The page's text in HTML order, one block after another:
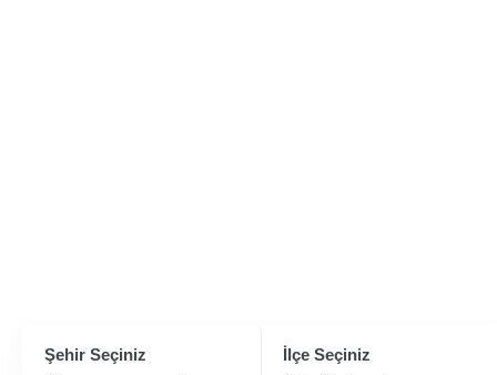
Şehir Seçiniz İlçe Seçiniz